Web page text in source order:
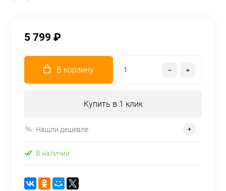
5 799 ₽
В корзину
Купить в 1 клик
Нашли дешевле
В наличии